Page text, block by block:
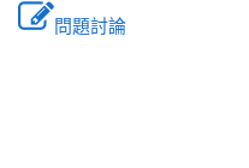
問題討論